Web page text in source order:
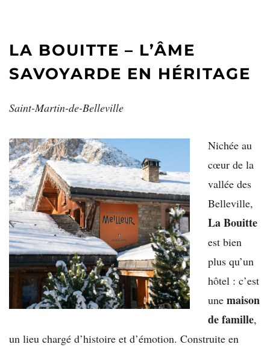
LA BOUITTE – L’ÂME
SAVOYARDE EN HÉRITAGE
Saint-Martin-de-Belleville
Nichée au
cœur de la
vallée des
Belleville,
La Bouitte
est bien
plus qu’un
hôtel : c’est
une maison
de famille,
un lieu chargé d’histoire et d’émotion. Construite en